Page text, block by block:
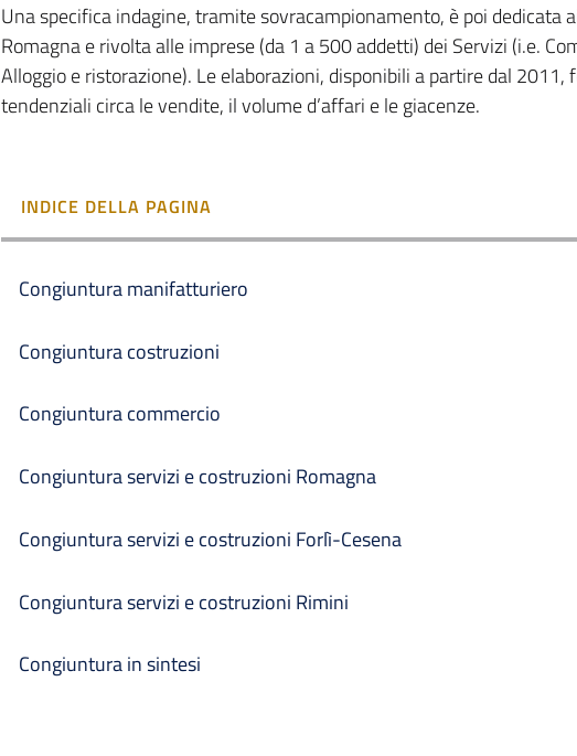
Una specifica indagine, tramite sovracampionamento, è poi dedicata
Romagna e rivolta alle imprese (da 1 a 500 addetti) dei Servizi (i.e.
Alloggio e ristorazione). Le elaborazioni, disponibili a partire dal
tendenziali circa le vendite, il volume d’affari e le giacenze.
INDICE DELLA PAGINA
Congiuntura manifatturiero
Congiuntura costruzioni
Congiuntura commercio
Congiuntura servizi e costruzioni Romagna
Congiuntura servizi e costruzioni Forlì-Cesena
Congiuntura servizi e costruzioni Rimini
Congiuntura in sintesi